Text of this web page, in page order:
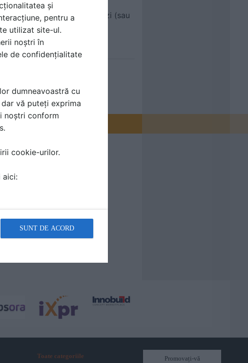
se merita sa reconditionezi (sau
Toate categoriile
Promovați-vă
și
pentru a
utilizat site-ul.
noștri în
de confidențialitate
dumneavoastră cu
vă puteți exprima
noștri conform
cookie-urilor.
aici:
SUNT DE ACORD